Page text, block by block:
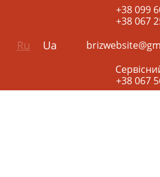
Ru Ua
+38 099
+38 067
+38 067